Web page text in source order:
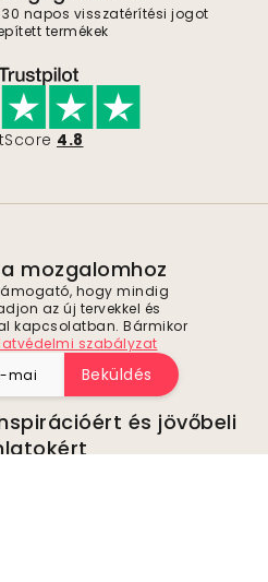
napos visszatérítési jogot
termékek
4.8
mozgalomhoz
hogy mindig
az új tervekkel és
kapcsolatban. Bármikor
szabályzat
Beküldés
és jövőbeli